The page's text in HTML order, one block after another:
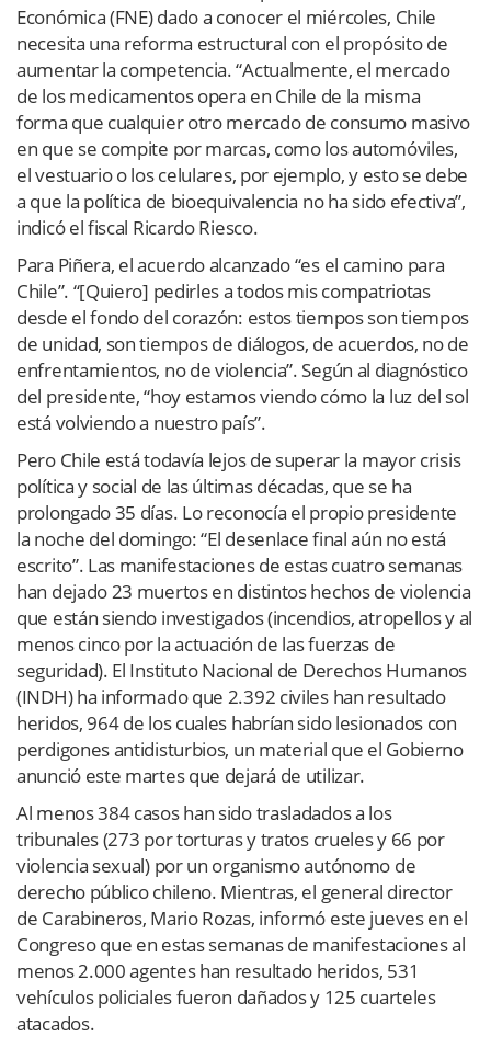
Económica (FNE) dado a conocer el miércoles, Chile
necesita una reforma estructural con el propósito de
aumentar la competencia. “Actualmente, el mercado
de los medicamentos opera en Chile de la misma
forma que cualquier otro mercado de consumo masivo
en que se compite por marcas, como los automóviles,
el vestuario o los celulares, por ejemplo, y esto se debe
a que la política de bioequivalencia no ha sido efectiva”,
indicó el fiscal Ricardo Riesco.
Para Piñera, el acuerdo alcanzado “es el camino para
Chile”. “[Quiero] pedirles a todos mis compatriotas
desde el fondo del corazón: estos tiempos son tiempos
de unidad, son tiempos de diálogos, de acuerdos, no de
enfrentamientos, no de violencia”. Según al diagnóstico
del presidente, “hoy estamos viendo cómo la luz del sol
está volviendo a nuestro país”.
Pero Chile está todavía lejos de superar la mayor crisis
política y social de las últimas décadas, que se ha
prolongado 35 días. Lo reconocía el propio presidente
la noche del domingo: “El desenlace final aún no está
escrito”. Las manifestaciones de estas cuatro semanas
han dejado 23 muertos en distintos hechos de violencia
que están siendo investigados (incendios, atropellos y al
menos cinco por la actuación de las fuerzas de
seguridad). El Instituto Nacional de Derechos Humanos
(INDH) ha informado que 2.392 civiles han resultado
heridos, 964 de los cuales habrían sido lesionados con
perdigones antidisturbios, un material que el Gobierno
anunció este martes que dejará de utilizar.
Al menos 384 casos han sido trasladados a los
tribunales (273 por torturas y tratos crueles y 66 por
violencia sexual) por un organismo autónomo de
derecho público chileno. Mientras, el general director
de Carabineros, Mario Rozas, informó este jueves en el
Congreso que en estas semanas de manifestaciones al
menos 2.000 agentes han resultado heridos, 531
vehículos policiales fueron dañados y 125 cuarteles
atacados.